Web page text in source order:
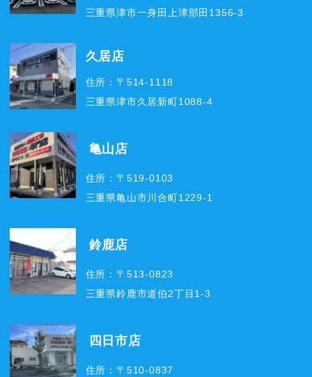
三重県津市一身田上津部田1356-3
久居店
住所：〒514-1118
三重県津市久居新町1088-4
亀山店
住所：〒519-0103
三重県亀山市川合町1229-1
鈴鹿店
住所：〒513-0823
三重県鈴鹿市道伯2丁目1-3
四日市店
住所：〒510-0837